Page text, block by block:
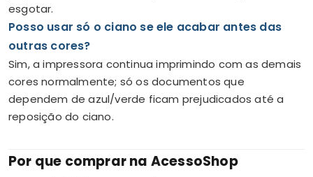
esgotar.
Posso usar só o ciano se ele acabar antes das
outras cores?
Sim, a impressora continua imprimindo com as demais
cores normalmente; só os documentos que
dependem de azul/verde ficam prejudicados até a
reposição do ciano.
Por que comprar na AcessoShop